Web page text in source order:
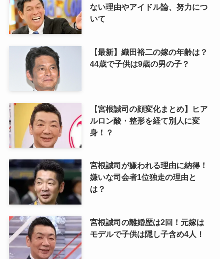
ない理由やアイドル論、努力につ
いて
【最新】織田裕二の嫁の年齢は？
44歳で子供は9歳の男の子？
【宮根誠司の顔変化まとめ】ヒア
ルロン酸・整形を経て別人に変
身！？
宮根誠司が嫌われる理由に納得！
嫌いな司会者1位独走の理由と
は？
宮根誠司の離婚歴は2回！元嫁は
モデルで子供は隠し子含め4人！